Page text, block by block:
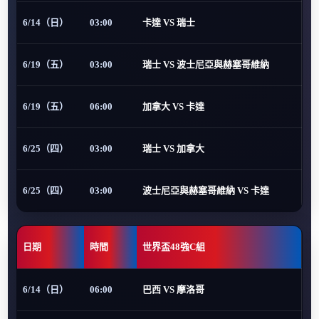
6/14（日） 03:00 卡達 VS 瑞士
6/19（五） 03:00 瑞士 VS 波士尼亞與赫塞哥維納
6/19（五） 06:00 加拿大 VS 卡達
6/25（四） 03:00 瑞士 VS 加拿大
6/25（四） 03:00 波士尼亞與赫塞哥維納 VS 卡達
日期 時間 世界盃48強C組
6/14（日） 06:00 巴西 VS 摩洛哥